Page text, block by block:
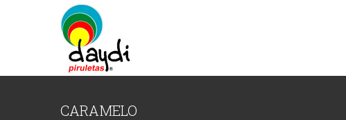
CARAMELO